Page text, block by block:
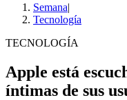
Semana|
Tecnología
TECNOLOGÍA
Apple está
íntimas de sus